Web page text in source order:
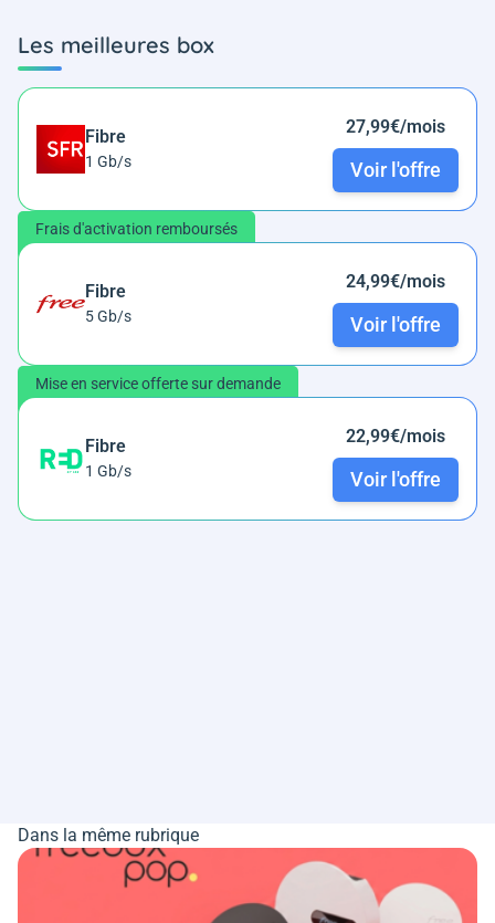
Les meilleures box
Fibre
1 Gb/s
27,99€/mois
Voir l'offre
Frais d'activation remboursés
Fibre
5 Gb/s
24,99€/mois
Voir l'offre
Mise en service offerte sur demande
Fibre
1 Gb/s
22,99€/mois
Voir l'offre
Dans la même rubrique